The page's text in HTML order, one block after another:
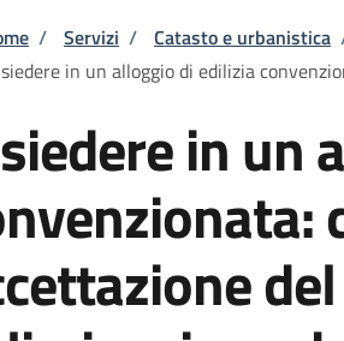
di pane
/ Servizi / Catasto e urbanistica
in un alloggio di edilizia
in un